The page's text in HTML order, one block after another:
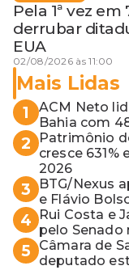
Pela 1ª vez
derrubar
EUA
02/08/2026 às 11:00
Mais Lidas
1
ACM Neto
Bahia com
2
Patrimônio
cresce 631%
2026
3
BTG/Nexus
e Flávio
4
Rui Costa e
pelo Senado
5
Câmara de
deputado